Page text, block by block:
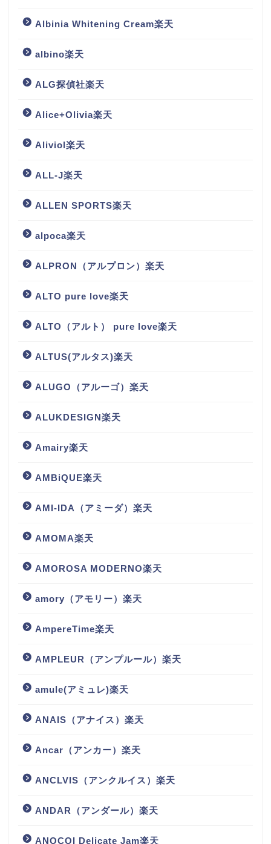
Albinia Whitening Cream楽天
albino楽天
ALG探偵社楽天
Alice+Olivia楽天
Aliviol楽天
ALL-J楽天
ALLEN SPORTS楽天
alpoca楽天
ALPRON（アルプロン）楽天
ALTO pure love楽天
ALTO（アルト） pure love楽天
ALTUS(アルタス)楽天
ALUGO（アルーゴ）楽天
ALUKDESIGN楽天
Amairy楽天
AMBiQUE楽天
AMI-IDA（アミーダ）楽天
AMOMA楽天
AMOROSA MODERNO楽天
amory（アモリー）楽天
AmpereTime楽天
AMPLEUR（アンプルール）楽天
amule(アミュレ)楽天
ANAIS（アナイス）楽天
Ancar（アンカー）楽天
ANCLVIS（アンクルイス）楽天
ANDAR（アンダール）楽天
ANOCOI Delicate Jam楽天